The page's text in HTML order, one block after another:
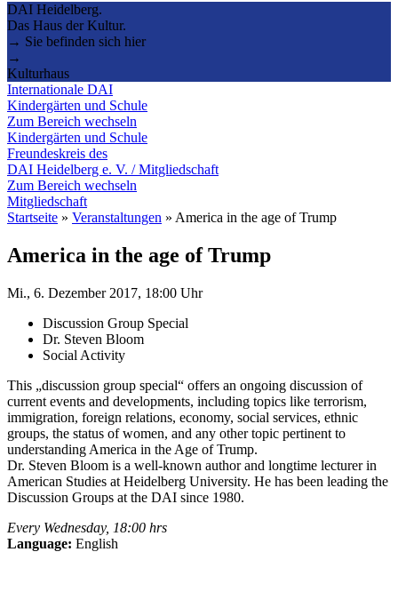
DAI Heidelberg.
Das Haus der Kultur.
→ Sie befinden sich hier
→
Kulturhaus
Internationale DAI
Kindergärten und Schule
Zum Bereich wechseln
Kindergärten und Schule
Freundeskreis des
DAI Heidelberg e. V. / Mitgliedschaft
Zum Bereich wechseln
Mitgliedschaft
Startseite » Veranstaltungen » America in the age of Trump
America in the age of Trump
Mi., 6. Dezember 2017, 18:00 Uhr
Discussion Group Special
Dr. Steven Bloom
Social Activity
This „discussion group special“ offers an ongoing discussion of
current events and developments, including topics like terrorism,
immigration, foreign relations, economy, social services, ethnic
groups, the status of women, and any other topic pertinent to
understanding America in the Age of Trump.
Dr. Steven Bloom is a well-known author and longtime lecturer in
American Studies at Heidelberg University. He has been leading the
Discussion Groups at the DAI since 1980.
Every Wednesday, 18:00 hrs
Language: English